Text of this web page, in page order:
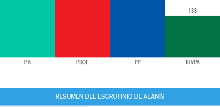
P.A PSOE PP IUVPA
133
RESUMEN DEL ESCRUTINIO DE ALANÍS